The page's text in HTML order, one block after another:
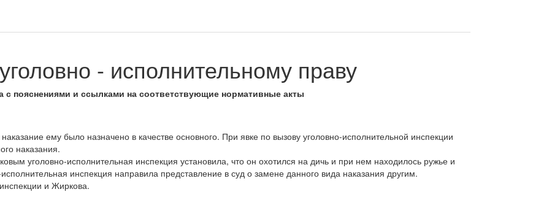
- исполнительному праву
с пояснениями и ссылками на соответствующие нормативные акты
ему было назначено в качестве основного. При явке по вызову уголовно-исполнительной инспекции
наказания.
уголовно-исполнительная инспекция установила, что он охотился на дичь и при нем находилось ружье и
инспекция направила представление в суд о замене данного вида наказания другим.
и Жиркова.